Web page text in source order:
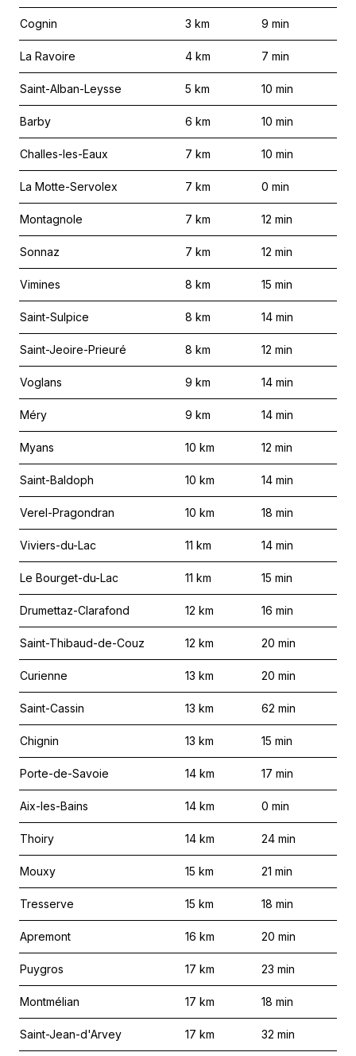
Cognin 3 km 9 min
La Ravoire 4 km 7 min
Saint-Alban-Leysse 5 km 10 min
Barby 6 km 10 min
Challes-les-Eaux 7 km 10 min
La Motte-Servolex 7 km 0 min
Montagnole 7 km 12 min
Sonnaz 7 km 12 min
Vimines 8 km 15 min
Saint-Sulpice 8 km 14 min
Saint-Jeoire-Prieuré 8 km 12 min
Voglans 9 km 14 min
Méry 9 km 14 min
Myans 10 km 12 min
Saint-Baldoph 10 km 14 min
Verel-Pragondran 10 km 18 min
Viviers-du-Lac 11 km 14 min
Le Bourget-du-Lac 11 km 15 min
Drumettaz-Clarafond 12 km 16 min
Saint-Thibaud-de-Couz 12 km 20 min
Curienne 13 km 20 min
Saint-Cassin 13 km 62 min
Chignin 13 km 15 min
Porte-de-Savoie 14 km 17 min
Aix-les-Bains 14 km 0 min
Thoiry 14 km 24 min
Mouxy 15 km 21 min
Tresserve 15 km 18 min
Apremont 16 km 20 min
Puygros 17 km 23 min
Montmélian 17 km 18 min
Saint-Jean-d'Arvey 17 km 32 min